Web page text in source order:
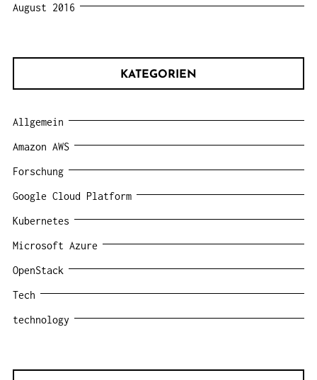
August 2016
KATEGORIEN
Allgemein
Amazon AWS
Forschung
Google Cloud Platform
Kubernetes
Microsoft Azure
OpenStack
Tech
technology